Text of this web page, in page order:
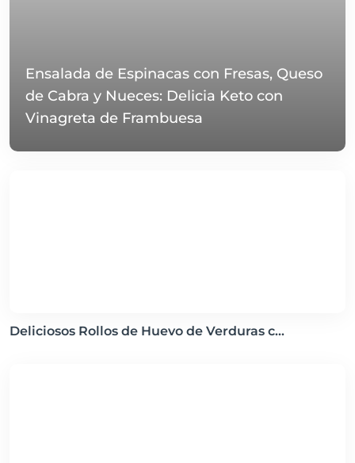
Ensalada de Espinacas con Fresas, Queso
de Cabra y Nueces: Delicia Keto con
Vinagreta de Frambuesa
Deliciosos Rollos de Huevo de Verduras c...